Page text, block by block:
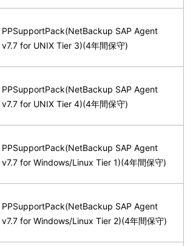
PPSupportPack(NetBackup SAP Agent
v7.7 for UNIX Tier 3)(4年間保守)
PPSupportPack(NetBackup SAP Agent
v7.7 for UNIX Tier 4)(4年間保守)
PPSupportPack(NetBackup SAP Agent
v7.7 for Windows/Linux Tier 1)(4年間保守)
PPSupportPack(NetBackup SAP Agent
v7.7 for Windows/Linux Tier 2)(4年間保守)